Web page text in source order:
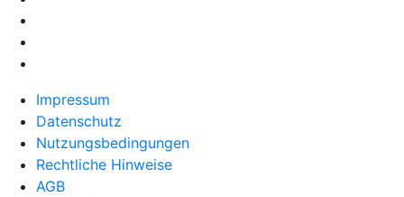
Impressum
Datenschutz
Nutzungsbedingungen
Rechtliche Hinweise
AGB